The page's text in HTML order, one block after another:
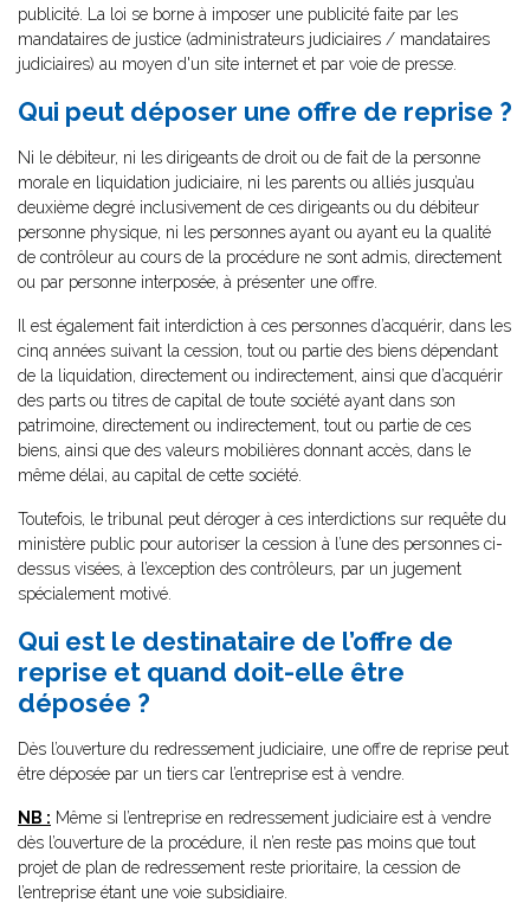
publicité. La loi se borne à imposer une publicité faite par les
mandataires de justice (administrateurs judiciaires / mandataires
judiciaires) au moyen d'un site internet et par voie de presse.
Qui peut déposer une offre de reprise ?
Ni le débiteur, ni les dirigeants de droit ou de fait de la personne
morale en liquidation judiciaire, ni les parents ou alliés jusqu’au
deuxième degré inclusivement de ces dirigeants ou du débiteur
personne physique, ni les personnes ayant ou ayant eu la qualité
de contrôleur au cours de la procédure ne sont admis, directement
ou par personne interposée, à présenter une offre.
Il est également fait interdiction à ces personnes d’acquérir, dans les
cinq années suivant la cession, tout ou partie des biens dépendant
de la liquidation, directement ou indirectement, ainsi que d’acquérir
des parts ou titres de capital de toute société ayant dans son
patrimoine, directement ou indirectement, tout ou partie de ces
biens, ainsi que des valeurs mobilières donnant accès, dans le
même délai, au capital de cette société.
Toutefois, le tribunal peut déroger à ces interdictions sur requête du
ministère public pour autoriser la cession à l’une des personnes ci-
dessus visées, à l’exception des contrôleurs, par un jugement
spécialement motivé.
Qui est le destinataire de l’offre de
reprise et quand doit-elle être
déposée ?
Dès l’ouverture du redressement judiciaire, une offre de reprise peut
être déposée par un tiers car l’entreprise est à vendre.
NB : Même si l’entreprise en redressement judiciaire est à vendre
dès l’ouverture de la procédure, il n’en reste pas moins que tout
projet de plan de redressement reste prioritaire, la cession de
l’entreprise étant une voie subsidiaire.